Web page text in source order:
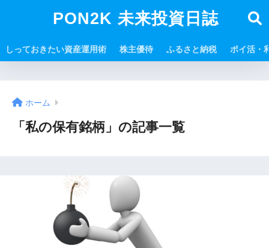
PON2K 未来投資日誌
しっておきたい資産運用術 株主優待 ふるさと納税 ポイ活・
ホーム
「私の保有銘柄」の記事一覧